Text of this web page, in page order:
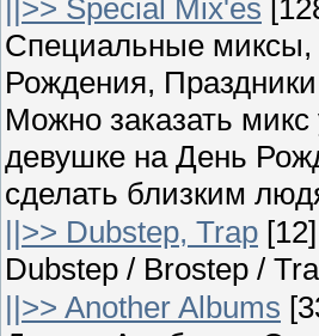
||>> Special Mix'es
Специальные миксы,
Рождения,
Можно заказать
девушке на День
сделать близким
||>> Dubstep, Trap [12]
Dubstep / Brostep /
||>> Another Albums